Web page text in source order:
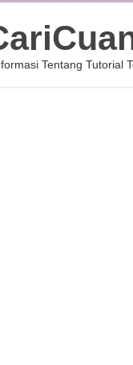
Tentang Tutorial